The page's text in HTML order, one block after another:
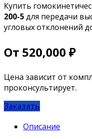
Купить
200-5для передачи
угловых отклонений
От 520,000 ₽
Цена зависит от
проконсультирует.
Заказать
Описание